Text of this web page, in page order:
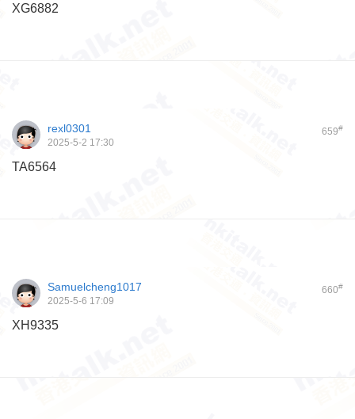
XG6882
659#
rexl0301
2025-5-2 17:30
TA6564
660#
Samuelcheng1017
2025-5-6 17:09
XH9335